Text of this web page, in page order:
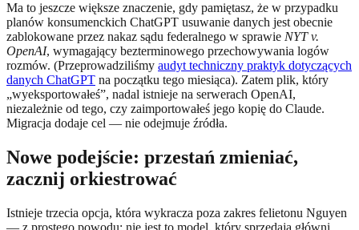
Ma to jeszcze większe znaczenie, gdy pamiętasz, że w przypadku
planów konsumenckich ChatGPT usuwanie danych jest obecnie
zablokowane przez nakaz sądu federalnego w sprawie NYT v.
OpenAI, wymagający bezterminowego przechowywania logów
rozmów. (Przeprowadziliśmy audyt techniczny praktyk dotyczących
danych ChatGPT na początku tego miesiąca). Zatem plik, który
„wyeksportowałeś”, nadal istnieje na serwerach OpenAI,
niezależnie od tego, czy zaimportowałeś jego kopię do Claude.
Migracja dodaje cel — nie odejmuje źródła.
Nowe podejście: przestań zmieniać,
zacznij orkiestrować
Istnieje trzecia opcja, która wykracza poza zakres felietonu Nguyen
— z prostego powodu: nie jest to model, który sprzedają główni